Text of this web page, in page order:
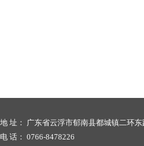
地 址： 广东省云浮市郁南县都城镇二环
电 话： 0766-8478226